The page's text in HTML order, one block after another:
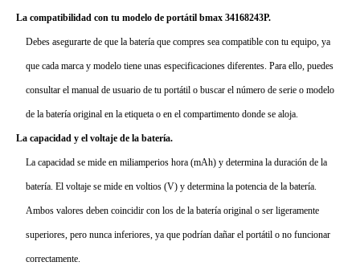
La compatibilidad con tu modelo de portátil bmax 34168243P.
Debes asegurarte de que la batería que compres sea compatible con tu equipo, ya
que cada marca y modelo tiene unas especificaciones diferentes. Para ello, puedes
consultar el manual de usuario de tu portátil o buscar el número de serie o modelo
de la batería original en la etiqueta o en el compartimento donde se aloja.
La capacidad y el voltaje de la batería.
La capacidad se mide en miliamperios hora (mAh) y determina la duración de la
batería. El voltaje se mide en voltios (V) y determina la potencia de la batería.
Ambos valores deben coincidir con los de la batería original o ser ligeramente
superiores, pero nunca inferiores, ya que podrían dañar el portátil o no funcionar
correctamente.